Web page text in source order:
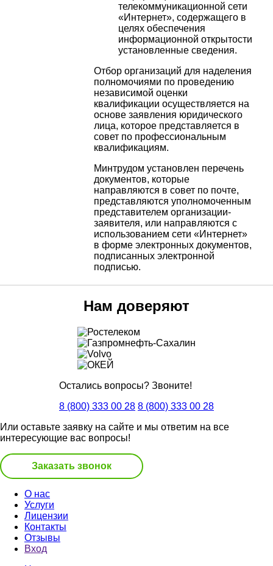
телекоммуникационной сети
«Интернет», содержащего в
целях обеспечения
информационной открытости
установленные сведения.
Отбор организаций для наделения
полномочиями по проведению
независимой оценки
квалификации осуществляется на
основе заявления юридического
лица, которое представляется в
совет по профессиональным
квалификациям.
Минтрудом установлен перечень
документов, которые
направляются в совет по почте,
представляются уполномоченным
представителем организации-
заявителя, или направляются с
использованием сети «Интернет»
в форме электронных документов,
подписанных электронной
подписью.
Нам доверяют
Остались вопросы? Звоните!
8 (800) 333 00 28 8 (800) 333 00 28
Или оставьте заявку на сайте и мы ответим на все
интересующие вас вопросы!
Заказать звонок
О нас
Услуги
Лицензии
Контакты
Отзывы
Вход